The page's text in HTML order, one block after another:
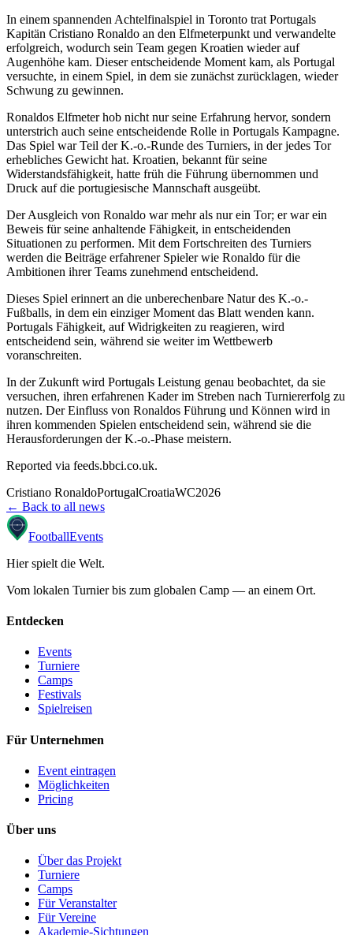
In einem spannenden Achtelfinalspiel in Toronto trat Portugals
Kapitän Cristiano Ronaldo an den Elfmeterpunkt und verwandelte
erfolgreich, wodurch sein Team gegen Kroatien wieder auf
Augenhöhe kam. Dieser entscheidende Moment kam, als Portugal
versuchte, in einem Spiel, in dem sie zunächst zurücklagen, wieder
Schwung zu gewinnen.
Ronaldos Elfmeter hob nicht nur seine Erfahrung hervor, sondern
unterstrich auch seine entscheidende Rolle in Portugals Kampagne.
Das Spiel war Teil der K.-o.-Runde des Turniers, in der jedes Tor
erhebliches Gewicht hat. Kroatien, bekannt für seine
Widerstandsfähigkeit, hatte früh die Führung übernommen und
Druck auf die portugiesische Mannschaft ausgeübt.
Der Ausgleich von Ronaldo war mehr als nur ein Tor; er war ein
Beweis für seine anhaltende Fähigkeit, in entscheidenden
Situationen zu performen. Mit dem Fortschreiten des Turniers
werden die Beiträge erfahrener Spieler wie Ronaldo für die
Ambitionen ihrer Teams zunehmend entscheidend.
Dieses Spiel erinnert an die unberechenbare Natur des K.-o.-
Fußballs, in dem ein einziger Moment das Blatt wenden kann.
Portugals Fähigkeit, auf Widrigkeiten zu reagieren, wird
entscheidend sein, während sie weiter im Wettbewerb
voranschreiten.
In der Zukunft wird Portugals Leistung genau beobachtet, da sie
versuchen, ihren erfahrenen Kader im Streben nach Turniererfolg zu
nutzen. Der Einfluss von Ronaldos Führung und Können wird in
ihren kommenden Spielen entscheidend sein, während sie die
Herausforderungen der K.-o.-Phase meistern.
Reported via feeds.bbci.co.uk.
Cristiano RonaldoPortugalCroatiaWC2026
← Back to all news
FootballEvents
Hier spielt die Welt.
Vom lokalen Turnier bis zum globalen Camp — an einem Ort.
Entdecken
Events
Turniere
Camps
Festivals
Spielreisen
Für Unternehmen
Event eintragen
Möglichkeiten
Pricing
Über uns
Über das Projekt
Turniere
Camps
Für Veranstalter
Für Vereine
Akademie-Sichtungen